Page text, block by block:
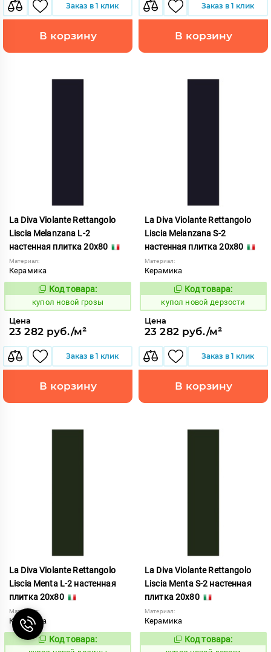
Заказ в 1 клик
В корзину
Заказ в 1 клик
В корзину
La Diva Violante Rettangolo
Liscia Melanzana L-2
настенная плитка 20x80
Материал:
Керамика
851894
Код товара:
купол новой грозы
Цена
23 282 руб./м²
Заказ в 1 клик
В корзину
La Diva Violante Rettangolo
Liscia Melanzana S-2
настенная плитка 20x80
Материал:
Керамика
851895
Код товара:
купол новой дерзости
Цена
23 282 руб./м²
Заказ в 1 клик
В корзину
La Diva Violante Rettangolo
Liscia Menta L-2 настенная
плитка 20x80
Материал:
Керамика
851896
Код товара:
La Diva Violante Rettangolo
Liscia Menta S-2 настенная
плитка 20x80
Материал:
Керамика
851897
Код товара: